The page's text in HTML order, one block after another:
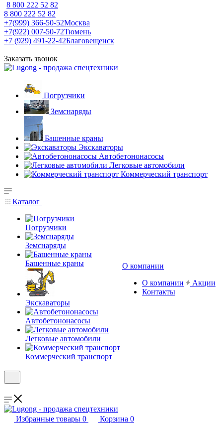
8 800 222 52 82
8 800 222 52 82
+7(999) 366-50-52Москва
+7(922) 007-50-72Тюмень
+7 (929) 491-22-42Благовещенск
Заказать звонок
Погрузчики
Земснаряды
Башенные краны
Экскаваторы
Автобетононасосы
Легковые автомобили
Коммерческий транспорт
Каталог
Погрузчики
Земснаряды
Башенные краны
Экскаваторы
Автобетононасосы
Легковые автомобили
Коммерческий транспорт
О компании
О компании
Контакты
Акции
Избранные товары 0 Корзина 0